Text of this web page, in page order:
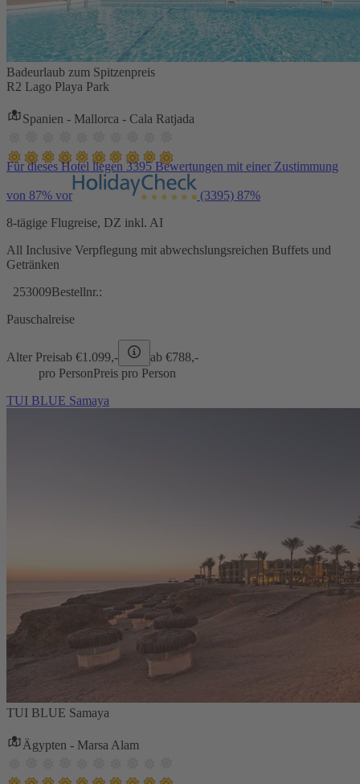
Badeurlaub zum Spitzenpreis
R2 Lago Playa Park
Spanien - Mallorca - Cala Ratjada
Für dieses Hotel liegen 3395 Bewertungen mit einer Zustimmung
von 87% vor (3395) 87%
8-tägige Flugreise, DZ inkl. AI
All Inclusive Verpflegung mit abwechslungsreichen Buffets und
Getränken
253009Bestellnr.:
Pauschalreise
Alter Preisab €1.099,- ab €788,-
pro PersonPreis pro Person
TUI BLUE Samaya
TUI BLUE Samaya
Ägypten - Marsa Alam